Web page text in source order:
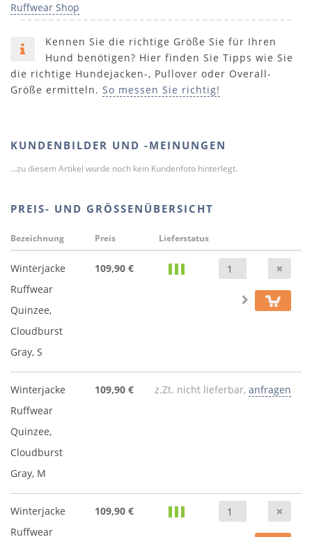
Ruffwear Shop
Kennen Sie die richtige Größe Sie für Ihren
Hund benötigen? Hier finden Sie Tipps wie Sie
die richtige Hundejacken-, Pullover oder Overall-
Größe ermitteln. So messen Sie richtig!
KUNDENBILDER UND -MEINUNGEN
...zu diesem Artikel wurde noch kein Kundenfoto hinterlegt.
PREIS- UND GRÖSSENÜBERSICHT
Bezeichnung Preis Lieferstatus
Winterjacke
Ruffwear
Quinzee,
Cloudburst
Gray, S
109,90 €
Winterjacke
Ruffwear
Quinzee,
Cloudburst
Gray, M
109,90 € z.Zt. nicht lieferbar, anfragen
Winterjacke
Ruffwear
109,90 €